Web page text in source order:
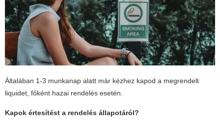
Általában 1-3 munkanap alatt már kézhez kapod a megrendelt
liquidet, főként hazai rendelés esetén.
Kapok értesítést a rendelés állapotáról?